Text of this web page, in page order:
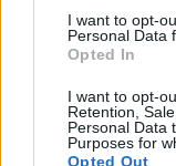
I want to opt-
Personal Data
Opted In
I want to opt-
Retention,
Personal Data
Purposes for
Opted Out
Servicios
Asesoría
Social
Gastoría